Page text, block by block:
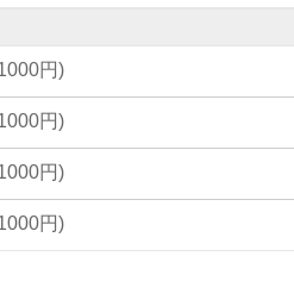
円)
円)
円)
円)